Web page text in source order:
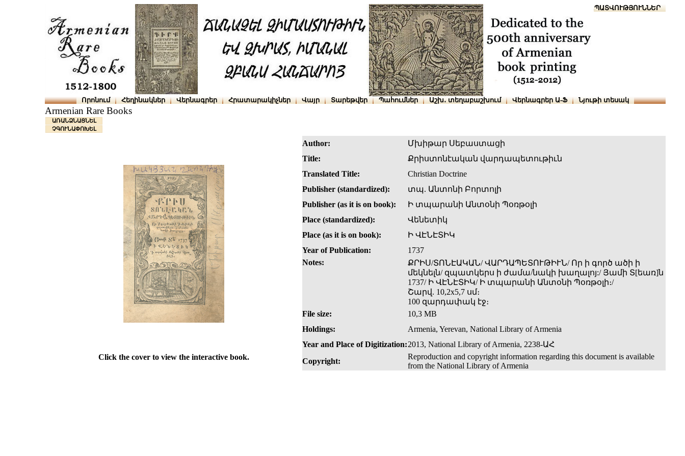
ՆԱԽԱՊԱՏՎՈՒԹՅՈՒՆՆԵՐ
Որոնում Հեղինակներ Վերնագրեր Հրատարակիչներ Վայր Տարեթվեր Պահումներ Աշխ․ տեղաբաշխում Վերնագրեր Ա-Ֆ Նյութի տեսակ
Armenian Rare Books
ԱՌԱՆՁՆԱՑՆԵԼ
ՉԳՈՒՆԱՓՈԽԵԼ
Author:
Մխիթար Սեբաստացի
Title:
Քրիստոնէական վարդապետութիւն
Translated Title:
Christian Doctrine
Publisher (standardized):
տպ. Անտոնի Բորտոլի
Publisher (as it is on book):
Ի տպարանի Անտօնի Պօռթօլի
Place (standardized):
Վենետիկ
Place (as it is on book):
Ի ՎԷՆԷՏԻԿ
Year of Publication:
1737
Notes:
ՔՐԻՍ/ՏՈՆԷԱԿԱՆ/ ՎԱՐԴԱՊԵՏՈՒԹԻՒՆ/ Որ ի գործ ածի ի
մեկնելն/ զպատկերս ի ժամա/նակի խաղալոյ:/ Յամի Տ[եառ]ն
1737/ Ի ՎԷՆԷՏԻԿ/ Ի տպարանի Անտօնի Պօռթօլի։/
Շարվ. 10,2x5,7 սմ։
100 զարդափակ էջ։
File size:
10,3 MB
Holdings:
Armenia, Yerevan, National Library of Armenia
Year and Place of Digitization:2013, National Library of Armenia, 2238-ԱՀ
Click the cover to view the interactive book.
Copyright:
Reproduction and copyright information regarding this document is available
from the National Library of Armenia